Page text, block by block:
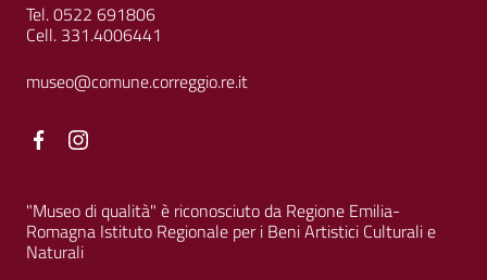
Tel. 0522 691806
Cell. 331.4006441
museo@comune.correggio.re.it
Facebook
"Museo di qualità" è riconosciuto da Regione Emilia-
Romagna Istituto Regionale per i Beni Artistici Culturali e
Naturali